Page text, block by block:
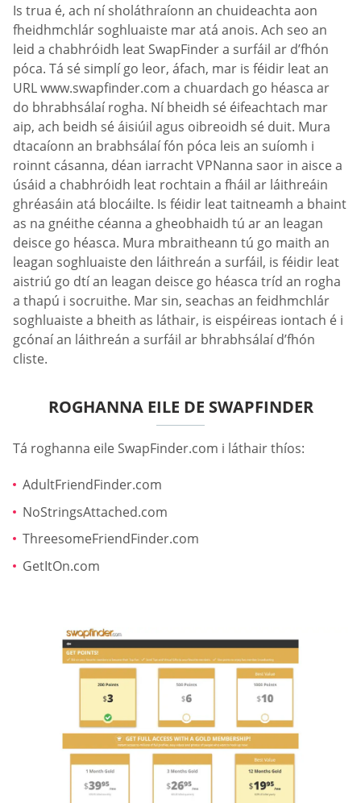
Is trua é, ach ní sholáthraíonn an chuideachta aon
fheidhmchlár soghluaiste mar atá anois. Ach seo an
leid a chabhróidh leat SwapFinder a surfáil ar d’fhón
póca. Tá sé simplí go leor, áfach, mar is féidir leat an
URL www.swapfinder.com a chuardach go héasca ar
do bhrabhsálaí rogha. Ní bheidh sé éifeachtach mar
aip, ach beidh sé áisiúil agus oibreoidh sé duit. Mura
dtacaíonn an brabhsálaí fón póca leis an suíomh i
roinnt cásanna, déan iarracht VPNanna saor in aisce a
úsáid a chabhróidh leat rochtain a fháil ar láithreáin
ghréasáin atá blocáilte. Is féidir leat taitneamh a bhaint
as na gnéithe céanna a gheobhaidh tú ar an leagan
deisce go héasca. Mura mbraitheann tú go maith an
leagan soghluaiste den láithreán a surfáil, is féidir leat
aistriú go dtí an leagan deisce go héasca tríd an rogha
a thapú i socruithe. Mar sin, seachas an feidhmchlár
soghluaiste a bheith as láthair, is eispéireas iontach é i
gcónaí an láithreán a surfáil ar bhrabhsálaí d’fhón
cliste.
ROGHANNA EILE DE SWAPFINDER
Tá roghanna eile SwapFinder.com i láthair thíos:
AdultFriendFinder.com
NoStringsAttached.com
ThreesomeFriendFinder.com
GetItOn.com